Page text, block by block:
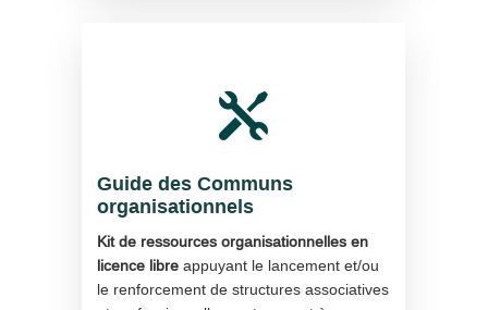

Guide des Communs
organisationnels
Kit de ressources organisationnelles en
licence libre appuyant le lancement et/ou
le renforcement de structures associatives